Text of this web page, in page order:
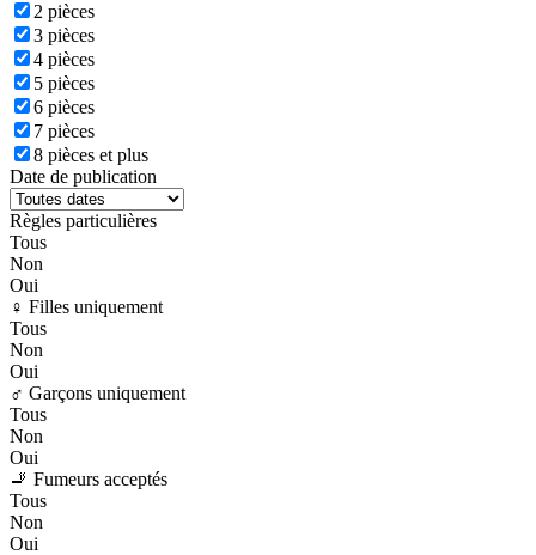
2 pièces
3 pièces
4 pièces
5 pièces
6 pièces
7 pièces
8 pièces et plus
Date de publication
Règles particulières
Tous
Non
Oui
♀️ Filles uniquement
Tous
Non
Oui
♂️ Garçons uniquement
Tous
Non
Oui
🚬 Fumeurs acceptés
Tous
Non
Oui